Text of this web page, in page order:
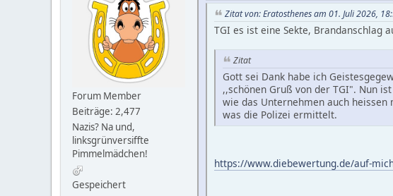
Forum Member
Beiträge: 2,477
Nazis? Na und,
linksgrünversiffte
Pimmelmädchen!
Gespeichert
Zitat von: Eratosthenes am 01. Juli 2026,
TGI es ist eine Sekte, Brandanschlag
Zitat
Gott sei Dank habe ich
,,schönen Gruß von der TGI". Nun
wie das Unternehmen auch
was die Polizei ermittelt.
https://www.diebewertung.de/auf-